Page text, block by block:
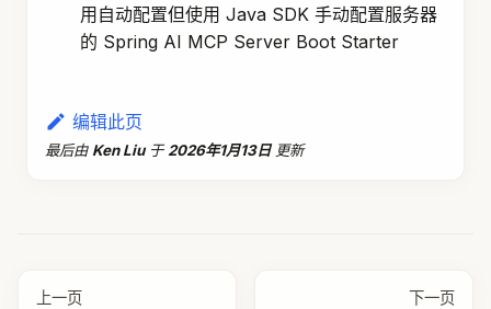
用自动配置但使用 Java SDK 手动配置服务器
的 Spring AI MCP Server Boot Starter
编辑此页
最后由 Ken Liu 于 2026年1月13日 更新
上一页 下一页